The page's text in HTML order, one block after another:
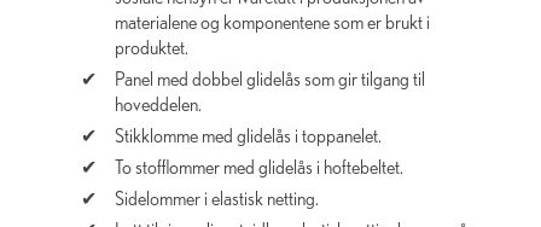
materialene og komponentene som er brukt i
produktet.
Panel med dobbel glidelås som gir tilgang til
hoveddelen.
Stikklomme med glidelås i toppanelet.
To stofflommer med glidelås i hoftebeltet.
Sidelommer i elastisk netting.